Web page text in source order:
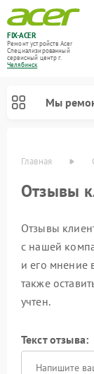
FIX-ACER
Ремонт устройств Acer
Специализированный
cервисный центр г.
Челябинск
Мы
Главная
Отзывы
Отзывы
с нашей
и его мнение
также
учтен.
Текст отзыва: